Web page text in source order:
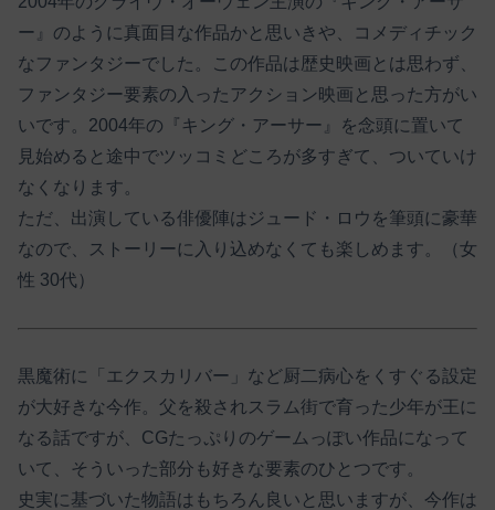
ー』のように真面目な作品かと思いきや、コメディチック
なファンタジーでした。この作品は歴史映画とは思わず、
ファンタジー要素の入ったアクション映画と思った方がい
いです。2004年の『キング・アーサー』を念頭に置いて
見始めると途中でツッコミどころが多すぎて、ついていけ
なくなります。
ただ、出演している俳優陣はジュード・ロウを筆頭に豪華
なので、ストーリーに入り込めなくても楽しめます。（女
性 30代）
黒魔術に「エクスカリバー」など厨二病心をくすぐる設定
が大好きな今作。父を殺されスラム街で育った少年が王に
なる話ですが、CGたっぷりのゲームっぽい作品になって
いて、そういった部分も好きな要素のひとつです。
史実に基づいた物語はもちろん良いと思いますが、今作は